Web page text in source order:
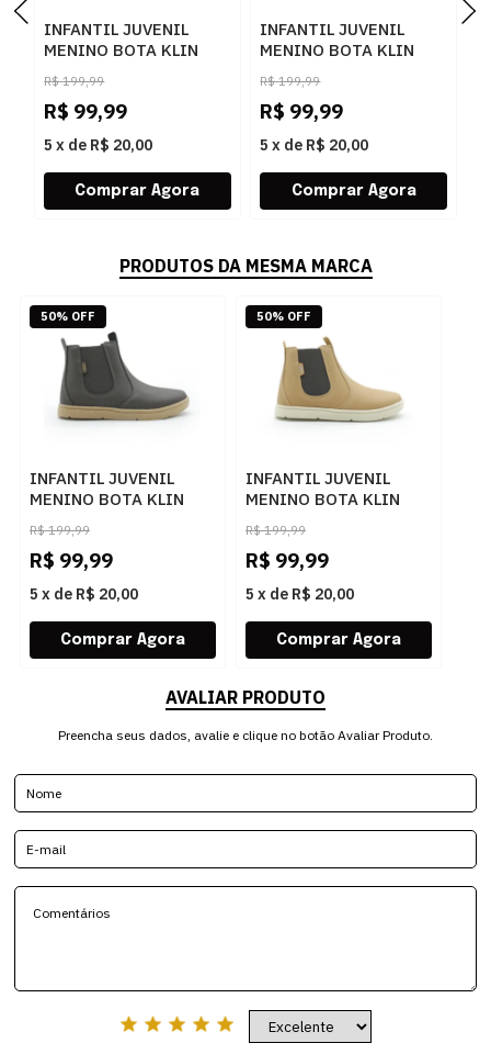
INFANTIL JUVENIL
MENINO BOTA KLIN
JECA 469224
8092CAFEGOMA
R$ 199,99
R$ 99,99
5 x de R$ 20,00
INFANTIL JUVENIL
MENINO BOTA KLIN
JECA 469224
16680CAPUCCINOCAFE
R$ 199,99
R$ 99,99
5 x de R$ 20,00
PRODUTOS DA MESMA MARCA
INFANTIL JUVENIL
MENINO BOTA KLIN
JECA 469224
8092CAFEGOMA
R$ 199,99
R$ 99,99
5 x de R$ 20,00
50% OFF
INFANTIL JUVENIL
MENINO BOTA KLIN
JECA 469224
16680CAPUCCINOCAFE
R$ 199,99
R$ 99,99
5 x de R$ 20,00
50% OFF
AVALIAR PRODUTO
Preencha seus dados, avalie e clique no botão Avaliar Produto.